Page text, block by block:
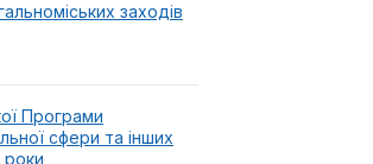
заходів
Програми
сфери та інших
роки